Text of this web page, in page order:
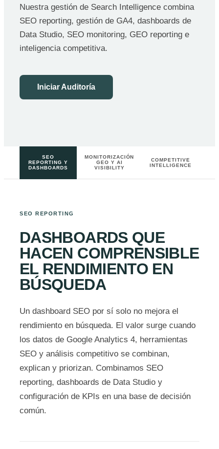
Nuestra gestión de Search Intelligence combina
SEO reporting, gestión de GA4, dashboards de
Data Studio, SEO monitoring, GEO reporting e
inteligencia competitiva.
Iniciar Auditoría
SEO
REPORTING Y
DASHBOARDS
MONITORIZACIÓN
GEO Y AI
VISIBILITY
COMPETITIVE
INTELLIGENCE
SEO REPORTING
DASHBOARDS QUE
HACEN COMPRENSIBLE
EL RENDIMIENTO EN
BÚSQUEDA
Un dashboard SEO por sí solo no mejora el
rendimiento en búsqueda. El valor surge cuando
los datos de Google Analytics 4, herramientas
SEO y análisis competitivo se combinan,
explican y priorizan. Combinamos SEO
reporting, dashboards de Data Studio y
configuración de KPIs en una base de decisión
común.